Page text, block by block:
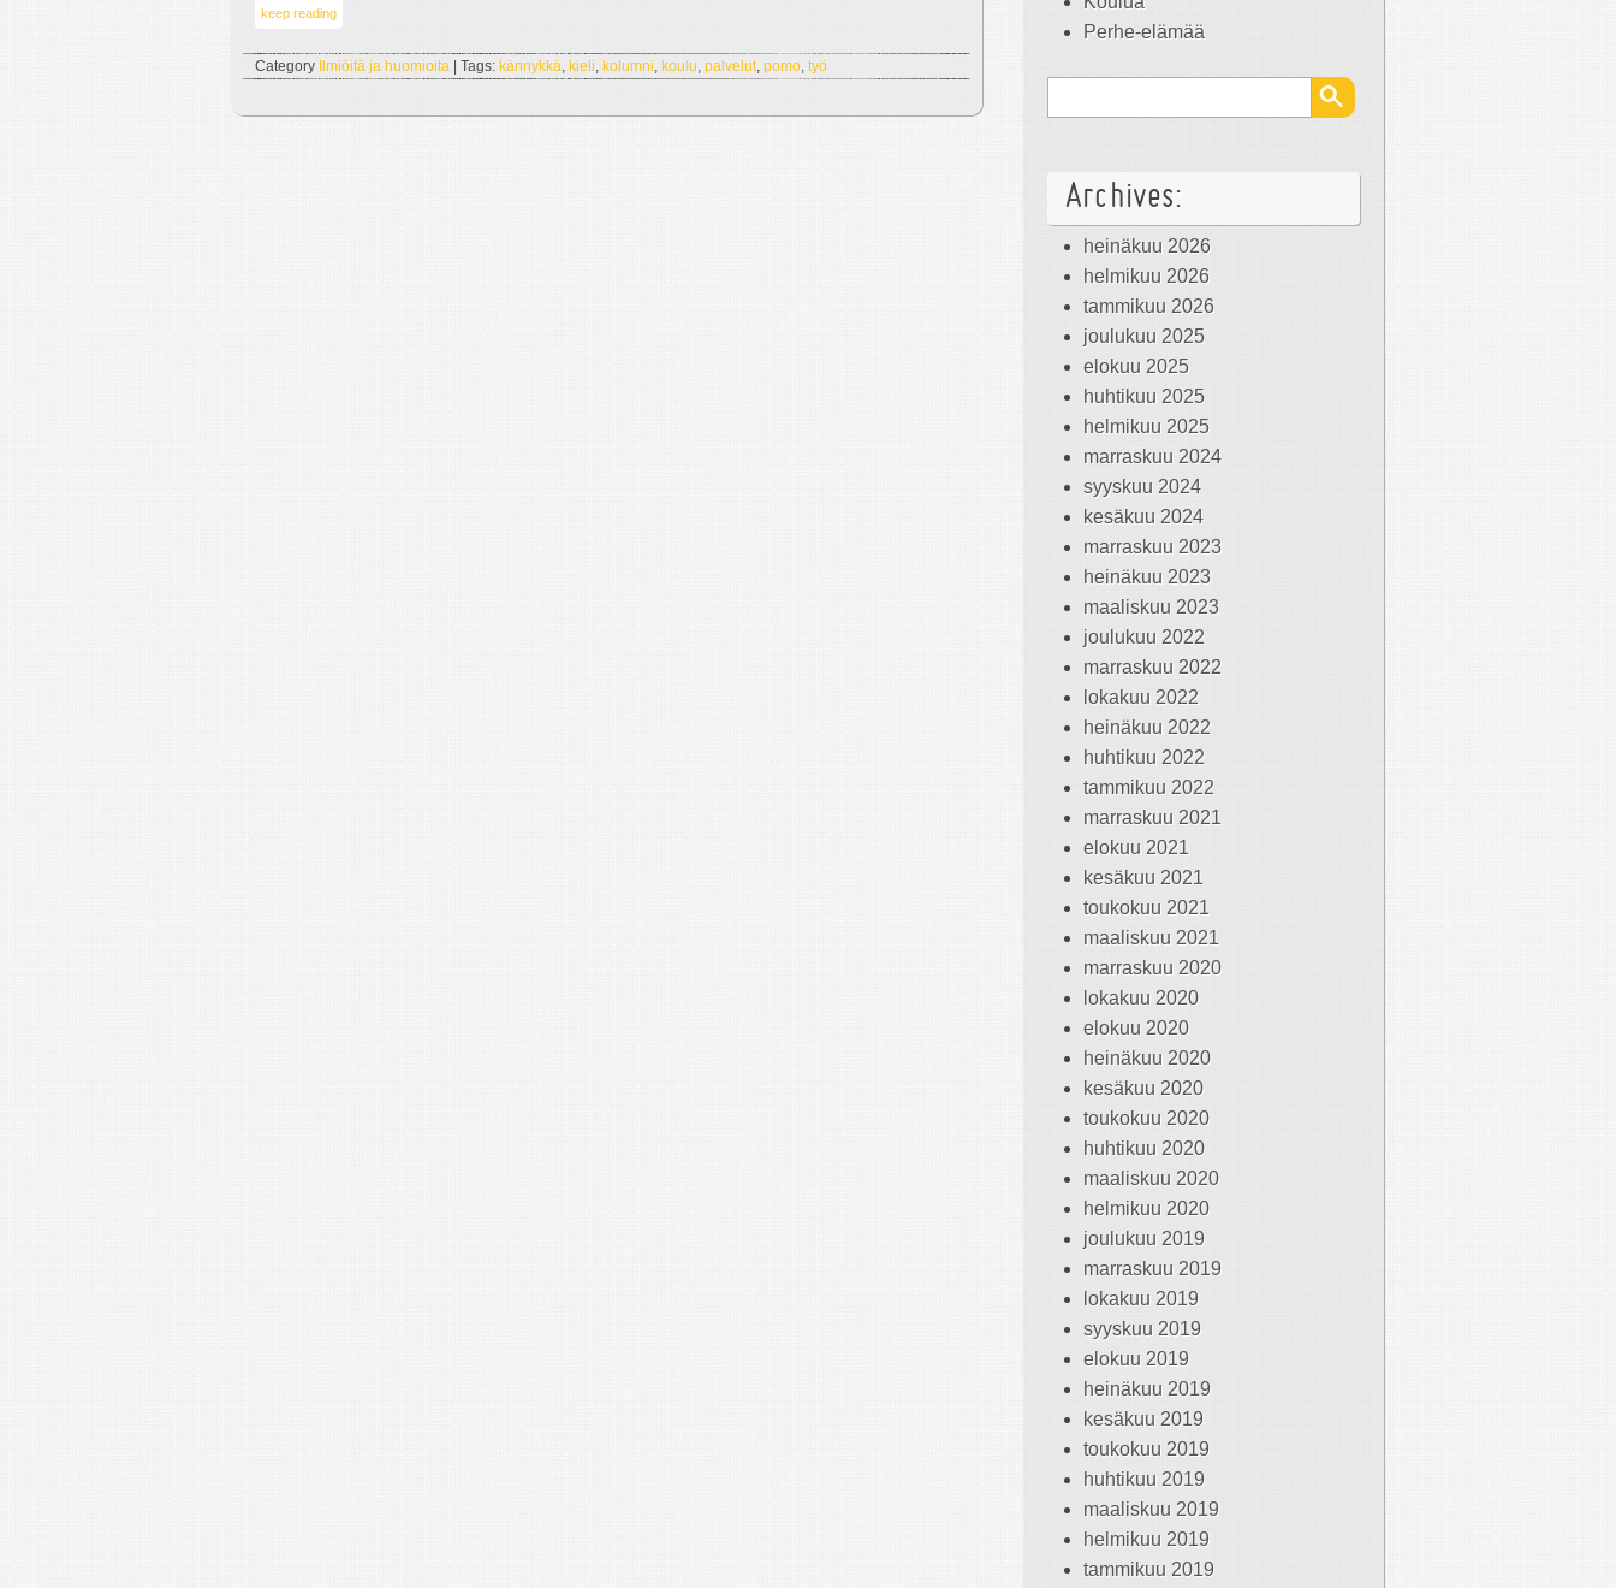
keep reading
Category Ilmiöitä ja huomioita | Tags: kännykkä, kieli, kolumni, koulu, palvelut, pomo, työ
Perhe-elämää
Archives:
heinäkuu 2026
helmikuu 2026
tammikuu 2026
joulukuu 2025
elokuu 2025
huhtikuu 2025
helmikuu 2025
marraskuu 2024
syyskuu 2024
kesäkuu 2024
marraskuu 2023
heinäkuu 2023
maaliskuu 2023
joulukuu 2022
marraskuu 2022
lokakuu 2022
heinäkuu 2022
huhtikuu 2022
tammikuu 2022
marraskuu 2021
elokuu 2021
kesäkuu 2021
toukokuu 2021
maaliskuu 2021
marraskuu 2020
lokakuu 2020
elokuu 2020
heinäkuu 2020
kesäkuu 2020
toukokuu 2020
huhtikuu 2020
maaliskuu 2020
helmikuu 2020
joulukuu 2019
marraskuu 2019
lokakuu 2019
syyskuu 2019
elokuu 2019
heinäkuu 2019
kesäkuu 2019
toukokuu 2019
huhtikuu 2019
maaliskuu 2019
helmikuu 2019
tammikuu 2019